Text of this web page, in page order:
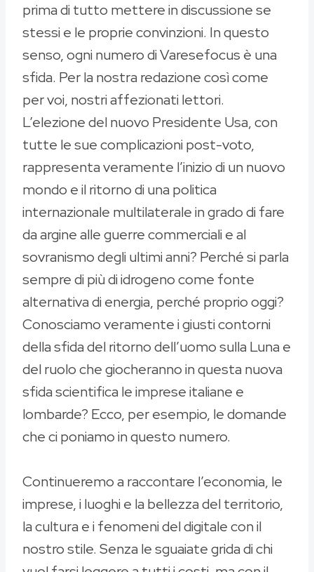
prima di tutto mettere in discussione se
stessi e le proprie convinzioni. In questo
senso, ogni numero di Varesefocus è una
sfida. Per la nostra redazione così come
per voi, nostri affezionati lettori.
L’elezione del nuovo Presidente Usa, con
tutte le sue complicazioni post-voto,
rappresenta veramente l’inizio di un nuovo
mondo e il ritorno di una politica
internazionale multilaterale in grado di fare
da argine alle guerre commerciali e al
sovranismo degli ultimi anni? Perché si parla
sempre di più di idrogeno come fonte
alternativa di energia, perché proprio oggi?
Conosciamo veramente i giusti contorni
della sfida del ritorno dell’uomo sulla Luna e
del ruolo che giocheranno in questa nuova
sfida scientifica le imprese italiane e
lombarde? Ecco, per esempio, le domande
che ci poniamo in questo numero.
Continueremo a raccontare l’economia, le
imprese, i luoghi e la bellezza del territorio,
la cultura e i fenomeni del digitale con il
nostro stile. Senza le sguaiate grida di chi